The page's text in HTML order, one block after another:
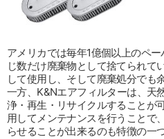
アメリカでは毎年1億個以上のペ
じ数だけ廃棄物として捨てられて
して使用し、そして廃棄処分でも
一方、K&Nエアフィルターは、天
浄・再生・リサイクルすることが
用してメンテナンスを行うことで
らせることが出来るのも特徴の一つ